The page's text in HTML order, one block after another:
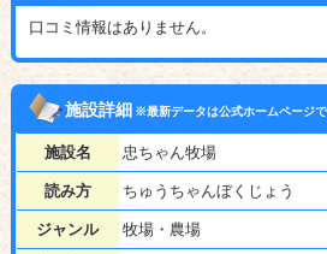
口コミ情報はありません。
施設詳細※最新データは公式ホームページで
施設名 忠ちゃん牧場
読み方 ちゅうちゃんぼくじょう
ジャンル 牧場・農場